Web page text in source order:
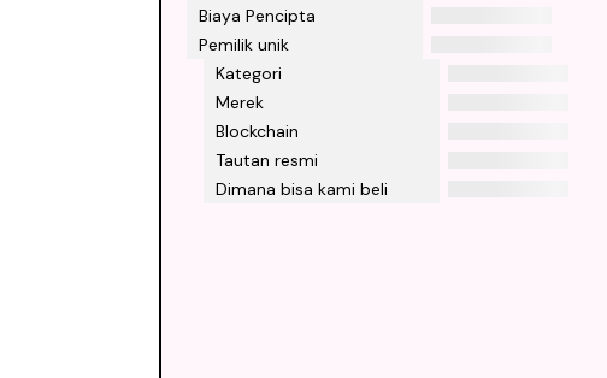
Biaya Pencipta
Pemilik unik
Kategori
Merek
Blockchain
Tautan resmi
Dimana bisa kami beli